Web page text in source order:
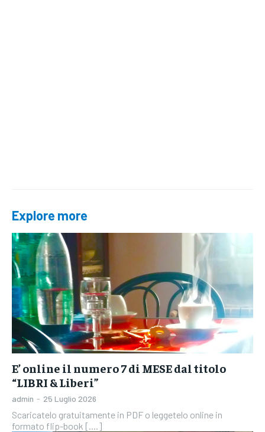
Explore more
E’ online il numero 7 di MESE dal titolo
“LIBRI & Liberi”
admin - 25 Luglio 2026
Scaricatelo gratuitamente in PDF o leggetelo online in
formato flip-book [....]